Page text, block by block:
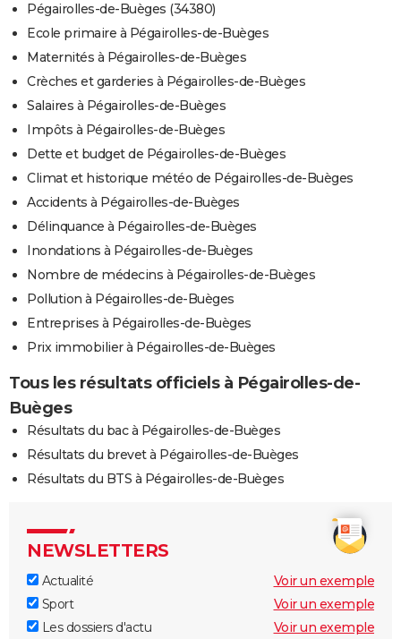
Pégairolles-de-Buèges (34380)
Ecole primaire à Pégairolles-de-Buèges
Maternités à Pégairolles-de-Buèges
Crèches et garderies à Pégairolles-de-Buèges
Salaires à Pégairolles-de-Buèges
Impôts à Pégairolles-de-Buèges
Dette et budget de Pégairolles-de-Buèges
Climat et historique météo de Pégairolles-de-Buèges
Accidents à Pégairolles-de-Buèges
Délinquance à Pégairolles-de-Buèges
Inondations à Pégairolles-de-Buèges
Nombre de médecins à Pégairolles-de-Buèges
Pollution à Pégairolles-de-Buèges
Entreprises à Pégairolles-de-Buèges
Prix immobilier à Pégairolles-de-Buèges
Tous les résultats officiels à Pégairolles-de-
Buèges
Résultats du bac à Pégairolles-de-Buèges
Résultats du brevet à Pégairolles-de-Buèges
Résultats du BTS à Pégairolles-de-Buèges
NEWSLETTERS
Actualité
Voir un exemple
Sport
Voir un exemple
Les dossiers d'actu
Voir un exemple